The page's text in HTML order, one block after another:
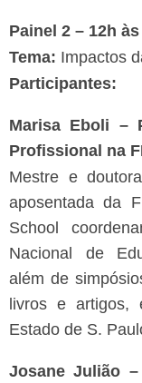
Painel 2 – 12h
Tema: Impactos
Participantes:
Marisa Eboli –
Profissional na
Mestre e
aposentada da
School
Nacional de
além de
livros e artigos,
Estado de S.
Josane Julião